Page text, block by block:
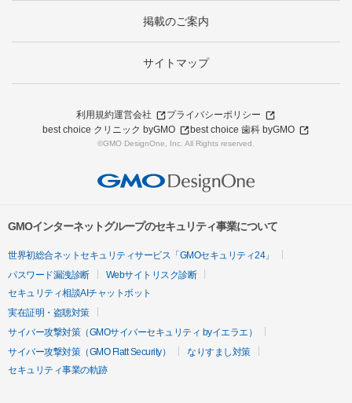
掲載のご案内
サイトマップ
利用規約運営会社
プライバシーポリシー
best choice クリニック byGMO
best choice 歯科 byGMO
©GMO DesignOne, Inc. All Rights reserved.
GMOインターネットグループのセキュリティ事業について
世界初総合ネットセキュリティサービス「GMOセキュリティ24」
パスワード漏洩診断
Webサイトリスク診断
セキュリティ相談AIチャットボット
実在証明・盗聴対策
サイバー攻撃対策（GMOサイバーセキュリティ byイエラエ）
サイバー攻撃対策（GMO Flatt Security）
なりすまし対策
セキュリティ事業の軌跡